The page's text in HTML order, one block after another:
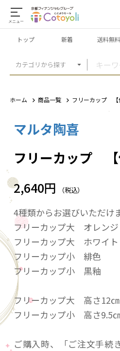
メニュー
カテゴリから探す
トップ 新着 送料無料
ホーム 商品一覧 フリーカップ 【
マルタ陶喜
フリーカップ 【
2,640円 （税込）
4種類からお選びいただけ
フリーカップ大 オレンジ
フリーカップ大 ホワイト
フリーカップ小 緋色
フリーカップ小 黒釉
フリーカップ大 高さ12
フリーカップ小 高さ9.5
ご購入時、「ご注文手続